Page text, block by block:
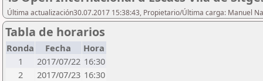
Última actualización30.07.2017 15:38:43, Propietario/Última carga: Manuel
Tabla de horarios
Ronda Fecha
Hora
1
2017/07/22 16:30
2
2017/07/23 16:30